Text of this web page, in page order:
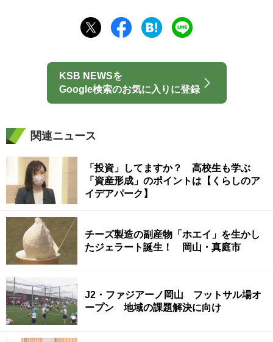
KSB NEWSを
Google検索のお気に入りに登録
関連ニュース
「投資」してますか？ 高校生も学ぶ
「資産形成」のポイントは【くらしのア
イデアパーク】
チーズ製造の副産物「ホエイ」を生かし
たジェラート誕生！ 岡山・真庭市
J2・ファジアーノ岡山 フットサル場オ
ープン 地域の課題解決に向け